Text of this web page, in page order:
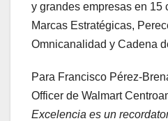
y grandes empresas en 15
Marcas Estratégicas,
Omnicanalidad y Cadena
Para Francisco Pérez-
Officer de Walmart
Excelencia es un